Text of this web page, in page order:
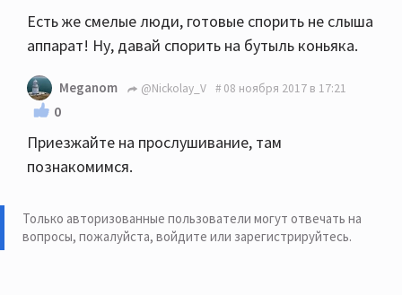
Есть же смелые люди, готовые спорить не слыша
аппарат! Ну, давай спорить на бутыль коньяка.
Meganom @Nickolay_V 08 ноября 2017 в 17:21
0
Приезжайте на прослушивание, там
познакомимся.
Только авторизованные пользователи могут отвечать на
вопросы, пожалуйста, войдите или зарегистрируйтесь.